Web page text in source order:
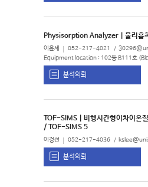
Physisorption Analyzer | 물리흡
이윤세 052-217-4021
Equipment location : 102동 B111호
분석의뢰
TOF-SIMS | 비행시간형이차이온질
/ TOF-SIMS 5
이경선 052-217-4036
분석의뢰